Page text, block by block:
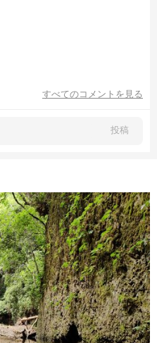
すべてのコメントを見る
投稿